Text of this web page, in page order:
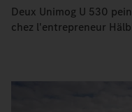
Deux Unimog U 530
chez l'entrepreneur